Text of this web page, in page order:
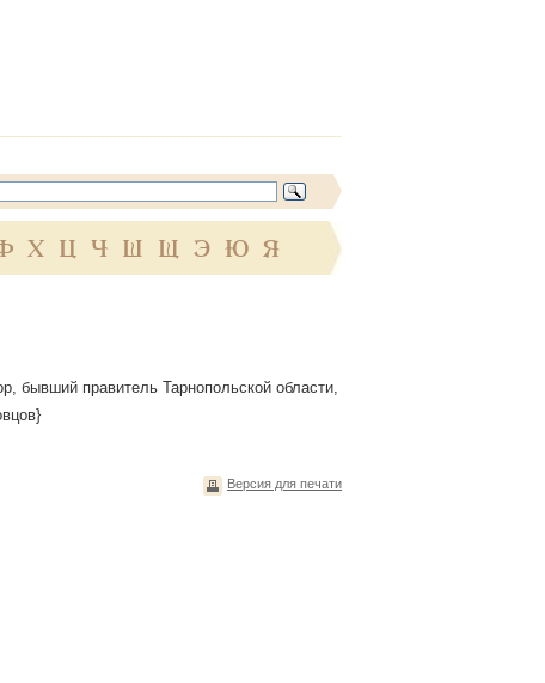
Х Ц Ч Ш Щ Э Ю Я
бывший правитель Тарнопольской области,
Версия для печати